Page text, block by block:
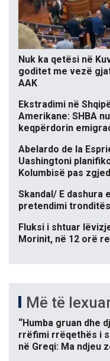
Nuk ka qetësi në
goditet me vezë
AAK
Ekstradimi në
Amerikane: SHBA
keqpërdorin
Abelardo de la
Uashingtoni
Kolumbisë pas
Skandal/ E dashura
pretendimi
Fluksi i shtuar
Morinit, në 12 orë
Më të
“Humba gruan dhe
rrëfimi rrëqethës i
në Greqi: Ma ndjeu